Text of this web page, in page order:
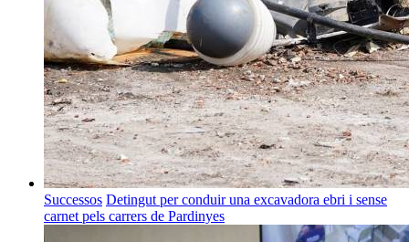
Successos Detingut per conduir una excavadora ebri i sense
carnet pels carrers de Pardinyes